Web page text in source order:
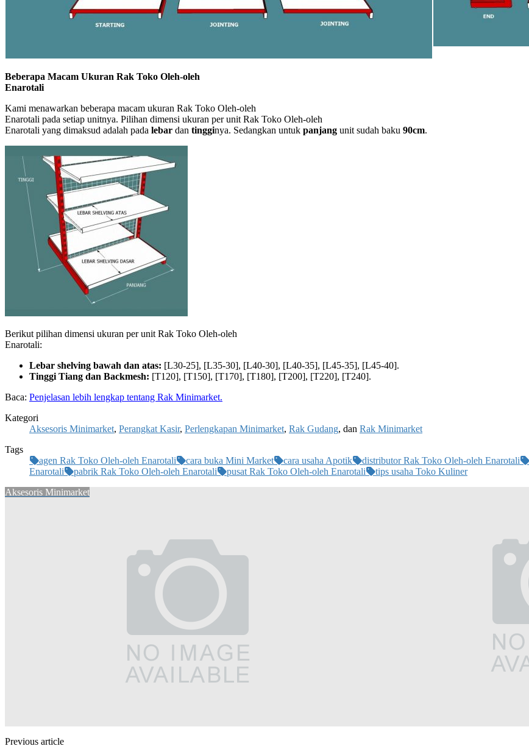
Beberapa Macam Ukuran Rak Toko Oleh-oleh
Enarotali
Kami menawarkan beberapa macam ukuran Rak Toko Oleh-oleh
Enarotali pada setiap unitnya. Pilihan dimensi ukuran per unit Rak Toko Oleh-oleh
Enarotali yang dimaksud adalah pada lebar dan tingginya. Sedangkan untuk panjang unit sudah baku 90cm.
Berikut pilihan dimensi ukuran per unit Rak Toko Oleh-oleh
Enarotali:
Lebar shelving bawah dan atas: [L30-25], [L35-30], [L40-30], [L40-35], [L45-35], [L45-40].
Tinggi Tiang dan Backmesh: [T120], [T150], [T170], [T180], [T200], [T220], [T240].
Baca: Penjelasan lebih lengkap tentang Rak Minimarket.
Kategori
Aksesoris Minimarket, Perangkat Kasir, Perlengkapan Minimarket, Rak Gudang, dan Rak Minimarket
Tags
agen Rak Toko Oleh-oleh Enarotali
cara buka Mini Market cara usaha Apotik distributor Rak Toko Oleh-oleh Enarotali
Enarotali
pabrik Rak Toko Oleh-oleh Enarotali pusat Rak Toko Oleh-oleh Enarotali
tips usaha Toko Kuliner
Aksesoris Minimarket
Previous article